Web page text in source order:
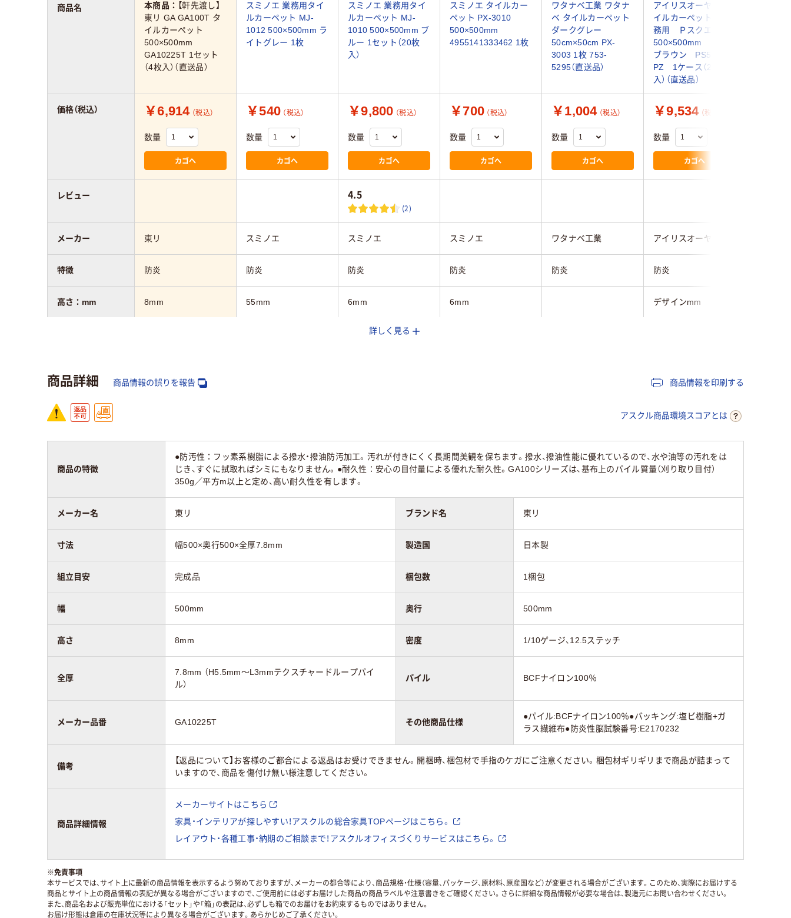
本商品： 【軒先渡し】
東リ GA GA100T タ
イルカーペット
500×500mm
GA10225T 1セット
（4枚入）（直送品）
スミノエ 業務用タイ
ルカーペット MJ-
1012 500×500mm ラ
イトグレー 1枚
スミノエ 業務用タイ
ルカーペット MJ-
1010 500×500mm ブ
ルー 1セット（20枚
入）
スミノエ タイルカー
ペット PX-3010
500×500mm
4955141333462 1枚
ワタナベ工業 ワタナ
ベ タイルカーペット
ダークグレー
50cm×50cm PX-
3003 1枚 753-
5295（直送品）
アイリスオーヤマ タ
イルカーペット 業
務用 Ｐスクエア
500×500mm レトロ
ブラウン PS522-
PZ 1ケース（20枚
入）（直送品）
￥6,914 （税込）
数量
カゴへ
￥540 （税込）
数量
カゴへ
￥9,800 （税込）
数量
カゴへ
￥700 （税込）
数量
カゴへ
￥1,004 （税込）
数量
カゴへ
￥9,534 （税込）
数量
カゴへ
4.5
(2)
東リ スミノエ スミノエ スミノエ ワタナベ工業 アイリスオーヤマ
防炎 防炎 防炎 防炎 防炎 防炎
8mm 55mm 6mm 6mm デザインmm
500mm
商品名
価格（税込）
レビュー
メーカー
特徴
高さ：mm
詳しく見る
商品詳細 商品情報の誤りを報告 商品情報を印刷する
アスクル商品環境スコアとは
商品の特徴
●防汚性：フッ素系樹脂による撥水・撥油防汚加工。汚れが付きにくく長期間美観を保ちます。撥水、撥油性能に優れているので、水や油等の汚れをは
じき、すぐに拭取ればシミにもなりません。●耐久性：安心の目付量による優れた耐久性。GA100シリーズは、基布上のパイル質量（刈り取り目付）
350g／平方m以上と定め、高い耐久性を有します。
メーカー名 東リ ブランド名 東リ
寸法 幅500×奥行500×全厚7.8mm 製造国 日本製
組立目安 完成品 梱包数 1梱包
幅 500mm 奥行 500mm
高さ 8mm 密度 1/10ゲージ、12.5ステッチ
全厚
7.8mm （H5.5mm～L3mmテクスチャードループパイ
ル）
パイル BCFナイロン100％
メーカー品番 GA10225T その他商品仕様
●パイル:BCFナイロン100％●バッキング:塩ビ樹脂+ガ
ラス繊維布●防炎性脳試験番号:E2170232
備考
【返品について】お客様のご都合による返品はお受けできません。開梱時、梱包材で手指のケガにご注意ください。梱包材ギリギリまで商品が詰まって
いますので、商品を傷付け無い様注意してください。
商品詳細情報
メーカーサイトはこちら
家具・インテリアが探しやすい！アスクルの総合家具TOPページはこちら。
レイアウト・各種工事・納期のご相談まで！アスクルオフィスづくりサービスはこちら。
※免責事項
本サービスでは、サイト上に最新の商品情報を表示するよう努めておりますが、メーカーの都合等により、商品規格・仕様（容量、パッケージ、原材料、原産国など）が変更される場合がございます。このため、実際にお届けする
商品とサイト上の商品情報の表記が異なる場合がございますので、ご使用前には必ずお届けした商品の商品ラベルや注意書きをご確認ください。さらに詳細な商品情報が必要な場合は、製造元にお問い合わせください。
また、商品名および販売単位における「セット」や「箱」の表記は、必ずしも箱でのお届けをお約束するものではありません。
お届け形態は倉庫の在庫状況等により異なる場合がございます。あらかじめご了承ください。